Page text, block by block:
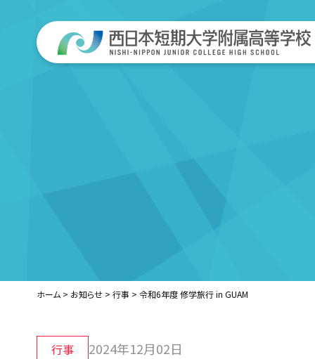
ホーム > お知らせ > 行事 > 令和6年度 修学旅行 in GUAM
行事 2024年12月02日